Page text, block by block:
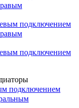
подключением
подключением
подключением